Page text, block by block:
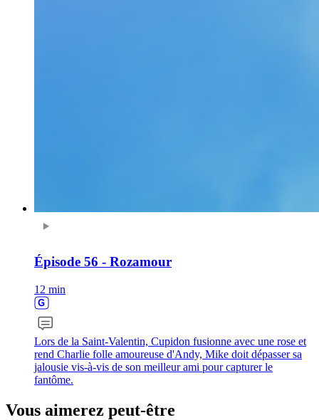
Épisode 56 - Rozamour
12 min
Lors de la Saint-Valentin, Cupidon fusionne avec une rose et
rend Charlie folle amoureuse d'Andy, Mike doit dépasser sa
jalousie vis-à-vis de son meilleur ami pour capturer le
fantôme.
Vous aimerez peut-être